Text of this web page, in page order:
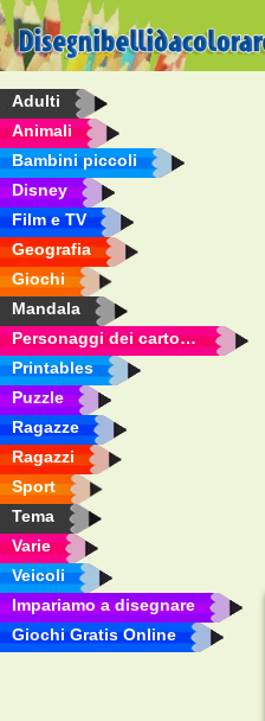
Adulti
Animali
Bambini piccoli
Disney
Film e TV
Geografia
Giochi
Mandala
Personaggi dei cartoni animati
Printables
Puzzle
Ragazze
Ragazzi
Sport
Tema
Varie
Veicoli
Impariamo a disegnare
Giochi Gratis Online